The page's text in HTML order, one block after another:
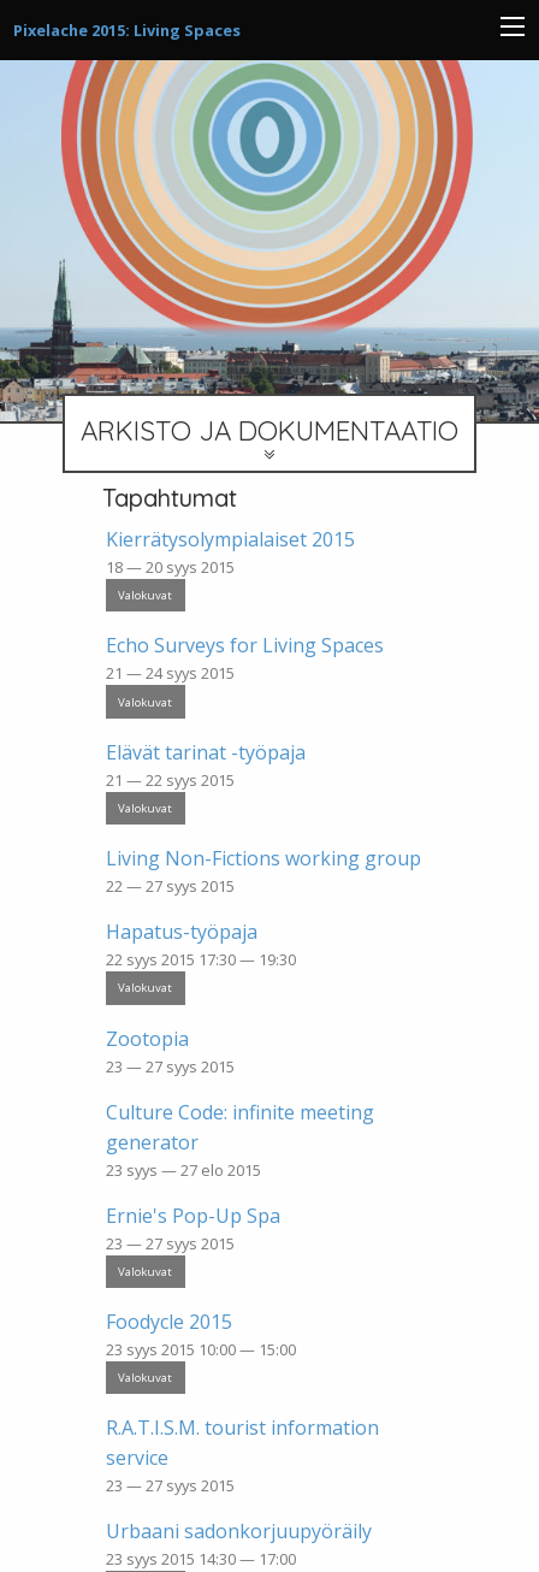
Pixelache 2015: Living Spaces
ARKISTO JA DOKUMENTAATIO
Tapahtumat
Kierrätysolympialaiset 2015
18 — 20 syys 2015
Valokuvat
Echo Surveys for Living Spaces
21 — 24 syys 2015
Valokuvat
Elävät tarinat -työpaja
21 — 22 syys 2015
Valokuvat
Living Non-Fictions working group
22 — 27 syys 2015
Hapatus-työpaja
22 syys 2015 17:30 — 19:30
Valokuvat
Zootopia
23 — 27 syys 2015
Culture Code: infinite meeting
generator
23 syys — 27 elo 2015
Ernie's Pop-Up Spa
23 — 27 syys 2015
Valokuvat
Foodycle 2015
23 syys 2015 10:00 — 15:00
Valokuvat
R.A.T.I.S.M. tourist information
service
23 — 27 syys 2015
Urbaani sadonkorjuupyöräily
23 syys 2015 14:30 — 17:00